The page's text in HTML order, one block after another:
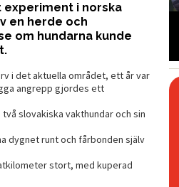
experiment i norska
en herde och
om hundarna kunde
i det aktuella området, ett år var
angrepp gjordes ett
slovakiska vakthundar och sin
dygnet runt och fårbonden själv
stort, med kuperad
på modet